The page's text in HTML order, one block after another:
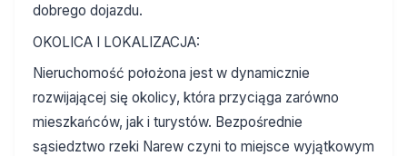
dobrego dojazdu.
OKOLICA I LOKALIZACJA:
Nieruchomość położona jest w dynamicznie
rozwijającej się okolicy, która przyciąga zarówno
mieszkańców, jak i turystów. Bezpośrednie
sąsiedztwo rzeki Narew czyni to miejsce wyjątkowym